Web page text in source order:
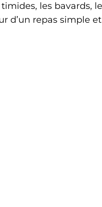
timides, les bavards,
d’un repas simple